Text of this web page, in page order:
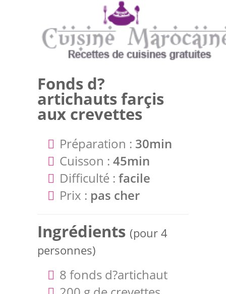
Fonds d?
artichauts farçis
aux crevettes
Préparation : 30min
Cuisson : 45min
Difficulté : facile
Prix : pas cher
Ingrédients (pour 4
personnes)
8 fonds d?artichaut